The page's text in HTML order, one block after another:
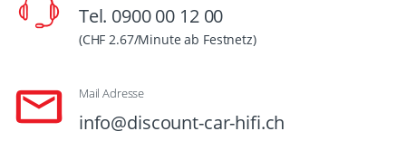
Tel. 0900 00 12 00
(CHF 2.67/Minute ab Festnetz)
Mail Adresse
info@discount-car-hifi.ch